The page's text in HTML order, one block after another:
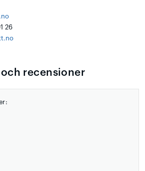
26
recensioner